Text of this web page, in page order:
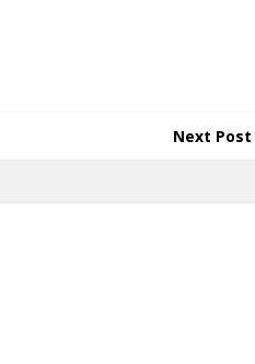
Next Post